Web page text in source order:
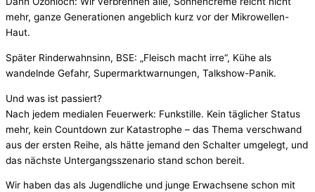
mehr, ganze Generationen angeblich kurz vor der Mikrowellen-
Haut.
Später Rinderwahnsinn, BSE: „Fleisch macht irre“, Kühe als
wandelnde Gefahr, Supermarktwarnungen, Talkshow-Panik.
Und was ist passiert?
Nach jedem medialen Feuerwerk: Funkstille. Kein täglicher Status
mehr, kein Countdown zur Katastrophe – das Thema verschwand
aus der ersten Reihe, als hätte jemand den Schalter umgelegt, und
das nächste Untergangsszenario stand schon bereit.
Wir haben das als Jugendliche und junge Erwachsene schon mit